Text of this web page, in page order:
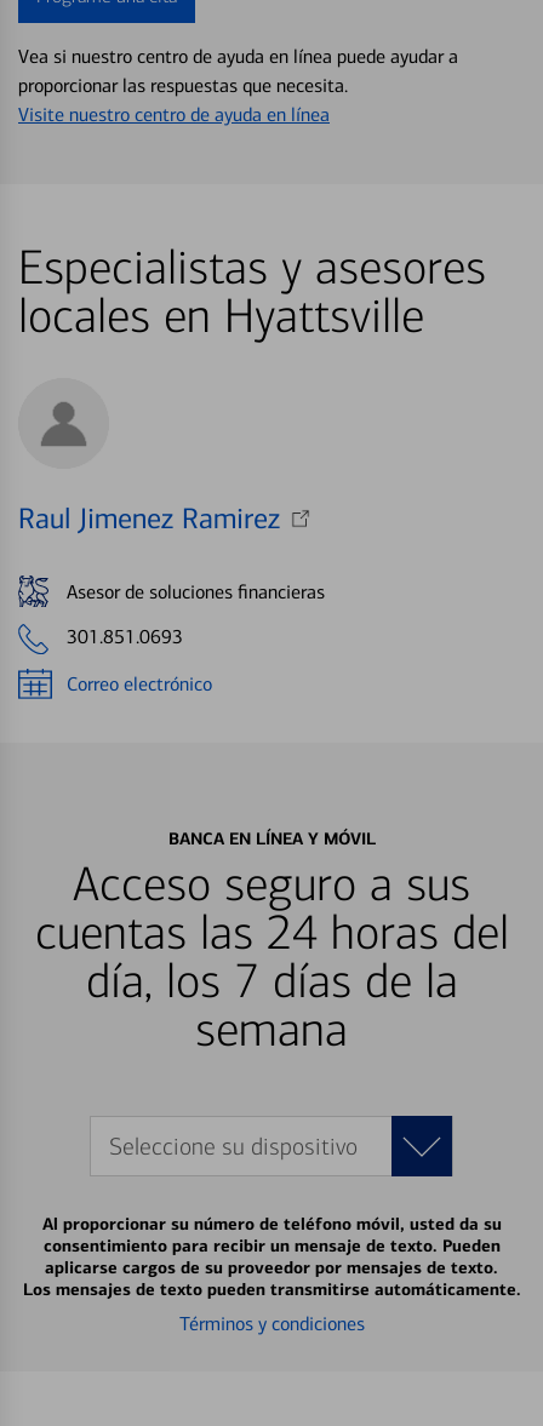
Vea si nuestro centro de ayuda en línea puede ayudar a
proporcionar las respuestas que necesita.
Visite nuestro centro de ayuda en línea
Especialistas y asesores
locales en Hyattsville
Raul Jimenez Ramirez
Asesor de soluciones financieras
301.851.0693
Correo electrónico
BANCA EN LÍNEA Y MÓVIL
Acceso seguro a sus
cuentas las 24 horas del
día, los 7 días de la
semana
Seleccione su dispositivo
Al proporcionar su número de teléfono móvil, usted da su
consentimiento para recibir un mensaje de texto. Pueden
aplicarse cargos de su proveedor por mensajes de texto.
Los mensajes de texto pueden transmitirse automáticamente.
Términos y condiciones